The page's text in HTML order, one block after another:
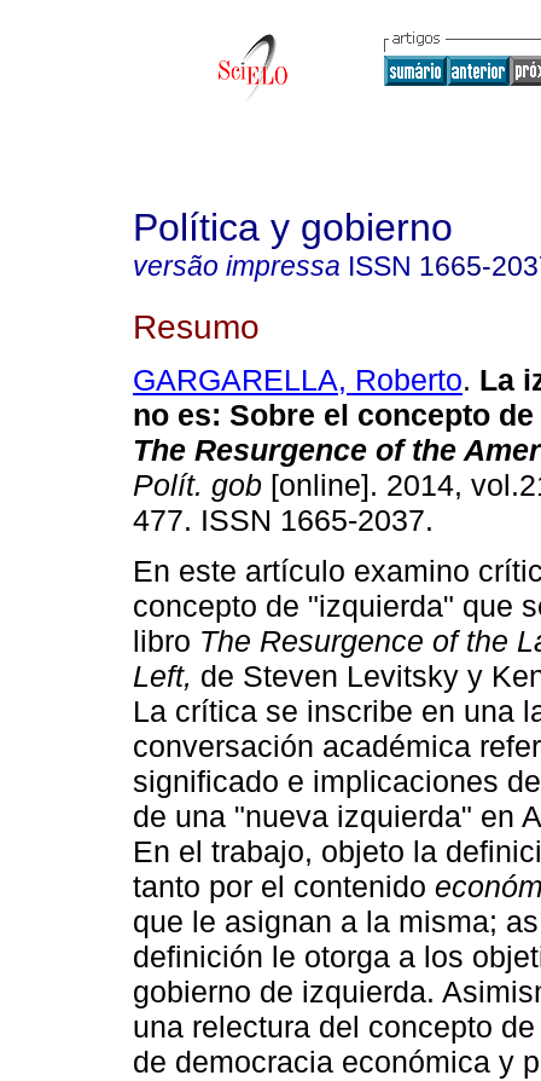
Política y gobierno
versão impressa ISSN 1665-
Resumo
GARGARELLA, Roberto. La
no es: Sobre el concepto
The Resurgence of the
Polít. gob [online]. 2014,
477. ISSN 1665-2037.
En este artículo examino
concepto de "izquierda" que
libro The Resurgence of the
Left, de Steven Levitsky y
La crítica se inscribe en una
conversación académica
significado e implicaciones
de una "nueva izquierda" en
En el trabajo, objeto la
tanto por el contenido
que le asignan a la misma;
definición le otorga a los
gobierno de izquierda.
una relectura del concepto
de democracia económica y